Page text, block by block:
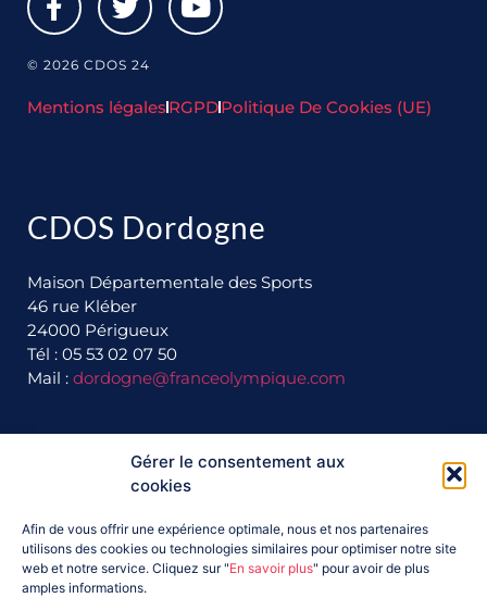
Gérer le consentement aux
cookies
Afin de vous offrir une expérience optimale, nous et nos partenaires
utilisons des cookies ou technologies similaires pour optimiser notre site
web et notre service. Cliquez sur "En savoir plus" pour avoir de plus
amples informations.
© 2026 CDOS 24
Mentions légales RGPDPolitique De Cookies (UE)
CDOS Dordogne
Maison Départementale des Sports
46 rue Kléber
24000 Périgueux
Tél : 05 53 02 07 50
Mail : dordogne@franceolympique.com
Ils nous soutiennent :